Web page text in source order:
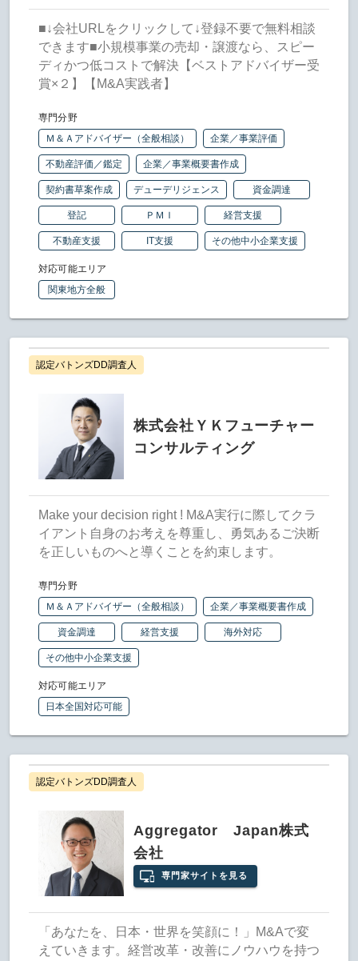
■↓会社URLをクリックして↓登録不要で無料相談
できます■小規模事業の売却・譲渡なら、スピー
ディかつ低コストで解決【ベストアドバイザー受
賞×２】【M&A実践者】
専門分野
Ｍ＆Ａアドバイザー（全般相談）
企業／事業評価
不動産評価／鑑定 企業／事業概要書作成
契約書草案作成 デューデリジェンス 資金調達
登記 ＰＭＩ 経営支援
不動産支援 IT支援 その他中小企業支援
対応可能エリア
関東地方全般
認定バトンズDD調査人
株式会社ＹＫフューチャー
コンサルティング
Make your decision right ! M&A実行に際してクラ
イアント自身のお考えを尊重し、勇気あるご決断
を正しいものへと導くことを約束します。
専門分野
Ｍ＆Ａアドバイザー（全般相談）
企業／事業概要書作成
資金調達 経営支援 海外対応
その他中小企業支援
対応可能エリア
日本全国対応可能
認定バトンズDD調査人
Aggregator Japan株式
会社
専門家サイトを見る
「あなたを、日本・世界を笑顔に！」M&Aで変
えていきます。経営改革・改善にノウハウを持つ